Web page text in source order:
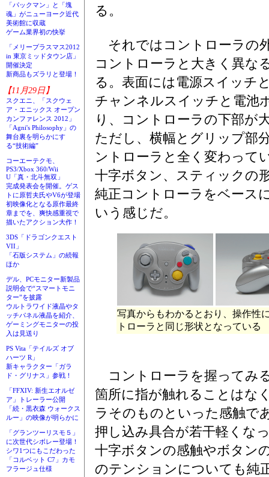
「パックマン」と「塊
魂」がニューヨーク近代
美術館に収蔵
ゲーム業界初の快挙
「メリープラスマス2012
in 東京ミッドタウン店」
開催決定
新商品もズラリと登場！
【11月29日】
スクエニ、「スクウェ
ア・エニックス オープン
カンファレンス 2012」
「Agni's Philosophy」の
舞台裏を明らかにす
る“技術編”
コーエーテクモ、
PS3/Xbox 360/Wii
U「真・北斗無双」
完成発表会を開催。ゲス
トに原哲夫氏やV6が登場
初映像化となる原作最終
章までを、爽快感重視で
描いたアクション大作！
3DS「ドラゴンクエスト
VII」
「石版システム」の続報
ほか
デル、PCモニター新製品
説明会で“スマートモニ
ター”を披露
ウルトラワイド液晶やタ
ッチパネル液晶を紹介、
ゲーミングモニターの投
入は見送り
PS Vita「テイルズ オブ
ハーツ R」
新キャラクター「ガラ
ド・グリナス」参戦！
「FFXIV: 新生エオルゼ
ア」トレーラー公開
「続・黒衣森 ウォークス
ルー」の映像が明らかに
「グランツーリスモ５」
に次世代シボレー登場！
シワ1つにもこだわった
「コルベット C7」カモ
フラージュ仕様
る。
それではコントローラの
コントローラと大きく異な
る。表面には電源スイッチ
チャンネルスイッチと電池
り、コントローラの下部が
ただし、横幅とグリップ部
ントローラと全く変わって
十字ボタン、スティックの
純正コントローラをベース
いう感じだ。
写真からもわかるとおり、操作性
トローラと同じ形状となっている
コントローラを握ってみ
箇所に指が触れることはな
ラそのものといった感触で
押し込み具合が若干軽くな
十字ボタンの感触やボタン
のテンションについても純